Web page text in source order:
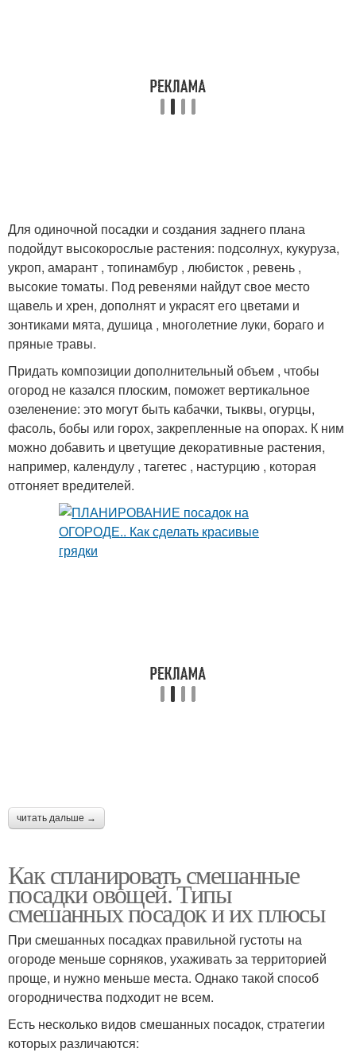
Овощи для теплиц Растения на грядке
Пара для смешанных
грядок
грядке
Соседи по грядке Соседи на грядке
Грядка с овощами
Комбинированные
грядки
Для одиночной посадки и создания заднего плана
подойдут высокорослые растения: подсолнух, кукуруза,
укроп, амарант , топинамбур , любисток , ревень ,
высокие томаты. Под ревенями найдут свое место
щавель и хрен, дополнят и украсят его цветами и
зонтиками мята, душица , многолетние луки, бораго и
пряные травы.
Придать композиции дополнительный объем , чтобы
огород не казался плоским, поможет вертикальное
озеленение: это могут быть кабачки, тыквы, огурцы,
фасоль, бобы или горох, закрепленные на опорах. К ним
можно добавить и цветущие декоративные растения,
например, календулу , тагетес , настурцию , которая
отгоняет вредителей.
читать дальше →
Как спланировать смешанные
посадки овощей. Типы
смешанных посадок и их плюсы
При смешанных посадках правильной густоты на
огороде меньше сорняков, ухаживать за территорией
проще, и нужно меньше места. Однако такой способ
огородничества подходит не всем.
Есть несколько видов смешанных посадок, стратегии
которых различаются: